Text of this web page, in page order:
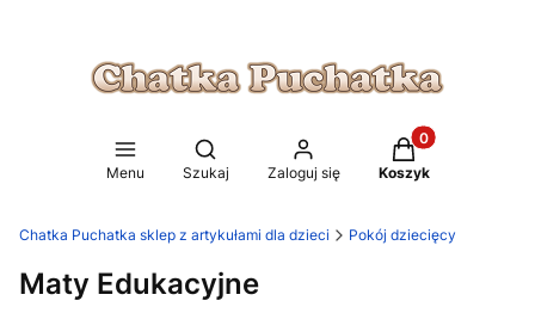
Menu
Otwórz wyszukiwarkę
Szukaj Zaloguj się
Produkty w
Koszyk
Chatka Puchatka sklep z artykułami dla dzieci Pokój dziecięcy
Maty Edukacyjne